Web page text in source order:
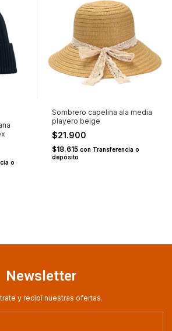
o
Sombrero capelina ala media
playero beige
$21.900
$18.615 con Transferencia o
depósito
Newsletter
y recibí nuestras ofertas.